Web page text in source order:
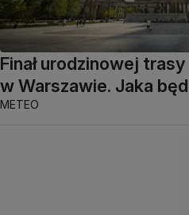
Finał urodzinowej
w Warszawie. Jaka
METEO